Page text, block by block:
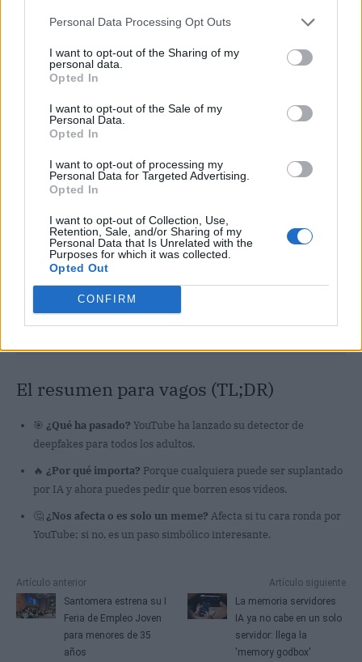
Personal Data Processing Opt Outs
I want to opt-out of the Sharing of my
personal data.
Opted In
I want to opt-out of the Sale of my
Personal Data.
Opted In
I want to opt-out of processing my
Personal Data for Targeted Advertising.
Opted In
I want to opt-out of Collection, Use,
Retention, Sale, and/or Sharing of my
Personal Data that Is Unrelated with the
Purposes for which it was collected.
Opted Out
CONFIRM
Publicidad
El resumen para vagos (TL;DR)
🎯 ¿Qué ha pasado? YouTube ha lanzado su detector de
deepfakes para todos los adultos.
🔥 ¿Por qué importa? Porque cualquiera puede ser suplantado
por IA y ahora puedes pedir que borren esos vídeos.
🤔¿Nos afecta o es solo un meme? Afecta si tu cara ronda por
YouTube; si no, es un paso simbólico interesante.
Artículo anterior
Santomera estrena su I
Feria de Empleo Joven
para menores de 35
años
Artículo siguiente
La memoria servidores
IA ya no cabe en un solo
servidor: llega la
'memory godbox'